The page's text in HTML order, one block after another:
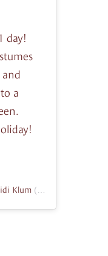
day!
a
Klum (@heidiklum) el